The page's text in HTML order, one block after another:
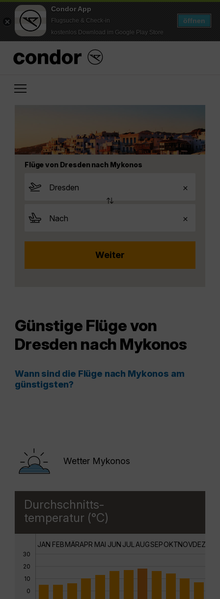
Condor App
Flugsuche & Check-in
kostenlos Download im Google Play Store
öffnen
Flüge von Dresden nach Mykonos
Günstige Flüge von
Dresden nach Mykonos
Wann sind die Flüge nach Mykonos am
günstigsten?
Wetter Mykonos
Durchschnitts-
temperatur (°C)
30
20
10
0
JAN FEBMÄRAPR MAI JUN JUL AUGSEPOKTNOVDEZ